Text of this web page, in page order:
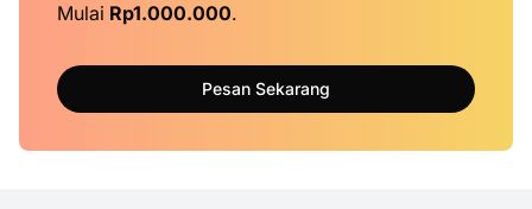
Mulai Rp1.000.000.
Pesan Sekarang